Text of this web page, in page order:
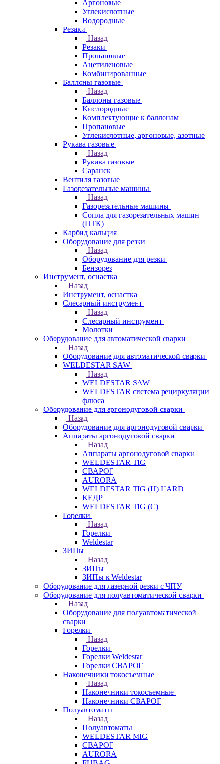
Аргоновые
Углекислотные
Водородные
Резаки
Назад
Резаки
Пропановые
Ацетиленовые
Комбинированные
Баллоны газовые
Назад
Баллоны газовые
Кислородные
Комплектующие к баллонам
Пропановые
Углекислотные, аргоновые, азотные
Рукава газовые
Назад
Рукава газовые
Саранск
Вентиля газовые
Газорезательные машины
Назад
Газорезательные машины
Сопла для газорезательных машин
(ПТК)
Карбид кальция
Оборудование для резки
Назад
Оборудование для резки
Бензорез
Инструмент, оснастка
Назад
Инструмент, оснастка
Слесарный инструмент
Назад
Слесарный инструмент
Молотки
Оборудование для автоматической сварки
Назад
Оборудование для автоматической сварки
WELDESTAR SAW
Назад
WELDESTAR SAW
WELDESTAR система рециркуляции
флюса
Оборудование для аргонодуговой сварки
Назад
Оборудование для аргонодуговой сварки
Аппараты аргонодуговой сварки
Назад
Аппараты аргонодуговой сварки
WELDESTAR TIG
СВАРОГ
AURORA
WELDESTAR TIG (H) HARD
КЕДР
WELDESTAR TIG (С)
Горелки
Назад
Горелки
Weldestar
ЗИПы
Назад
ЗИПы
ЗИПы к Weldestar
Оборудование для лазерной резки с ЧПУ
Оборудование для полуавтоматической сварки
Назад
Оборудование для полуавтоматической
сварки
Горелки
Назад
Горелки
Горелки Weldestar
Горелки СВАРОГ
Наконечники токосъемные
Назад
Наконечники токосъемные
Наконечники СВАРОГ
Полуавтоматы
Назад
Полуавтоматы
WELDESTAR MIG
СВАРОГ
AURORA